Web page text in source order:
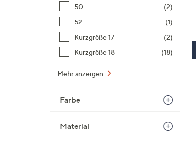
50
(2)
52
(1)
Kurzgröße 17
(2)
Kurzgröße 18
(18)
Mehr anzeigen
Farbe
Material